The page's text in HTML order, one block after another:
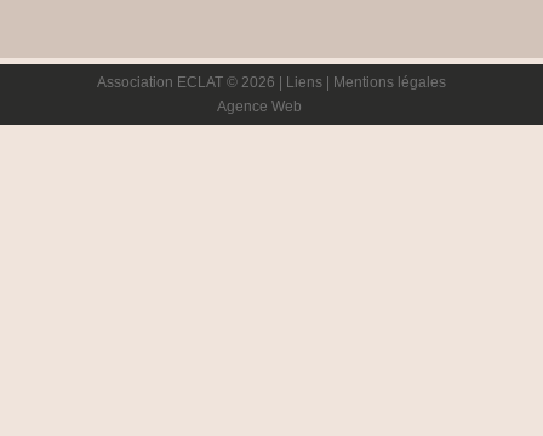
Association ECLAT © 2026 | Liens
Mentions légales
Agence Web